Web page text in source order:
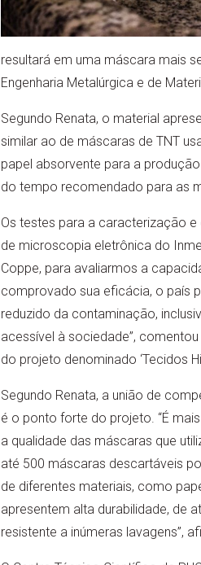
resultará em uma máscara mais
Engenharia Metalúrgica e de
Segundo Renata, o material
similar ao de máscaras de TNT
papel absorvente para a
do tempo recomendado para as
Os testes para a caracterização
de microscopia eletrônica do
Coppe, para avaliarmos a
comprovado sua eficácia, o país
reduzido da contaminação,
acessível à sociedade”,
do projeto denominado ‘Tecidos
Segundo Renata, a união de
é o ponto forte do projeto. “É
a qualidade das máscaras que
até 500 máscaras descartáveis
de diferentes materiais, como
apresentem alta durabilidade, de
resistente a inúmeras lavagens”,